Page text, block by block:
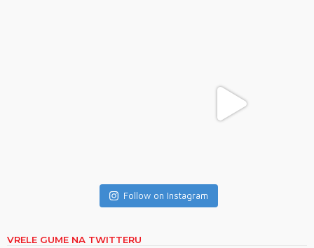
Follow on Instagram
VRELE GUME NA TWITTERU